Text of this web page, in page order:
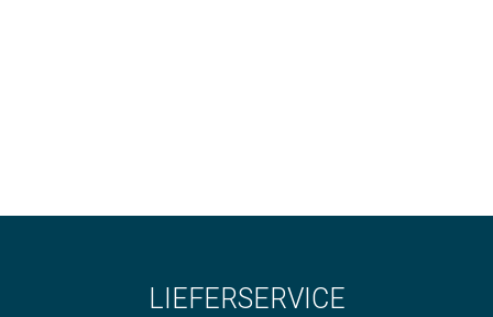
LIEFERSERVICE